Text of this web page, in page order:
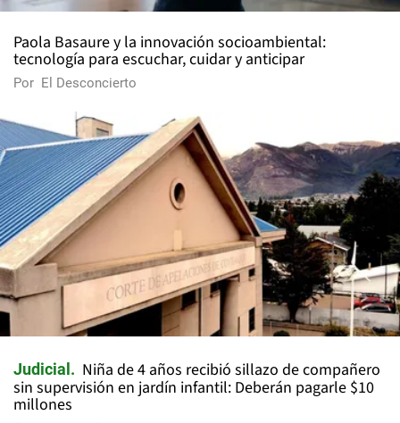
Paola Basaure y la innovación socioambiental:
tecnología para escuchar, cuidar y anticipar
Por El Desconcierto
Judicial
Niña de 4 años recibió sillazo de compañero
sin supervisión en jardín infantil: Deberán pagarle $10
millones